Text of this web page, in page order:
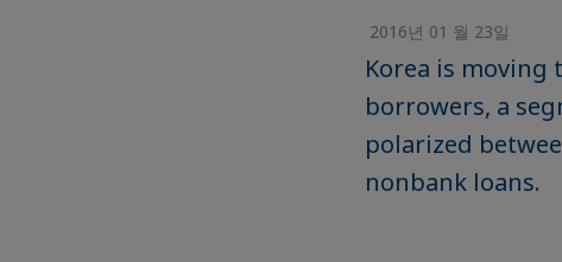
2016년 01 월 23일
Korea is moving
borrowers, a
polarized
nonbank loans.